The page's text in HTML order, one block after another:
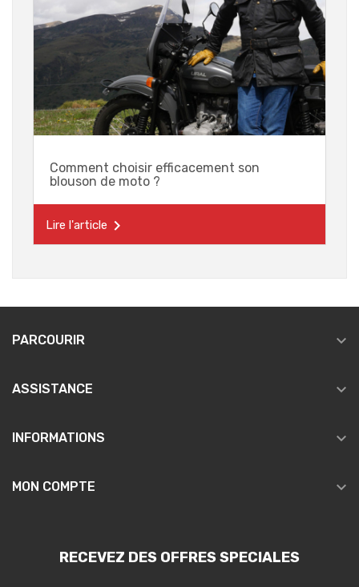
Comment choisir efficacement son
blouson de moto ?
Lire l'article 
PARCOURIR 
ASSISTANCE 
INFORMATIONS 
MON COMPTE 
RECEVEZ DES OFFRES SPECIALES